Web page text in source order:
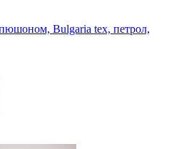
Bulgaria tex, петрол,